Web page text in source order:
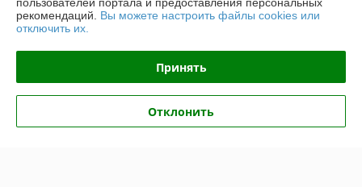
Контакты
рекомендаций. Вы можете настроить файлы cookies или
отключить их.
Принять
Отклонить